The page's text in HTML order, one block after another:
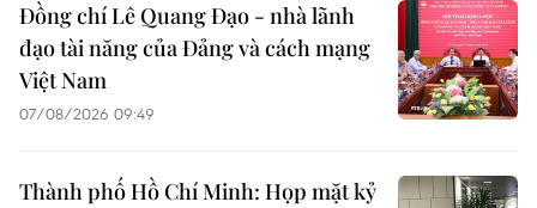
Đồng chí Lê Quang Đạo - nhà lãnh
đạo tài năng của Đảng và cách mạng
Việt Nam
07/08/2026 09:49
Thành phố Hồ Chí Minh: Họp mặt kỷ